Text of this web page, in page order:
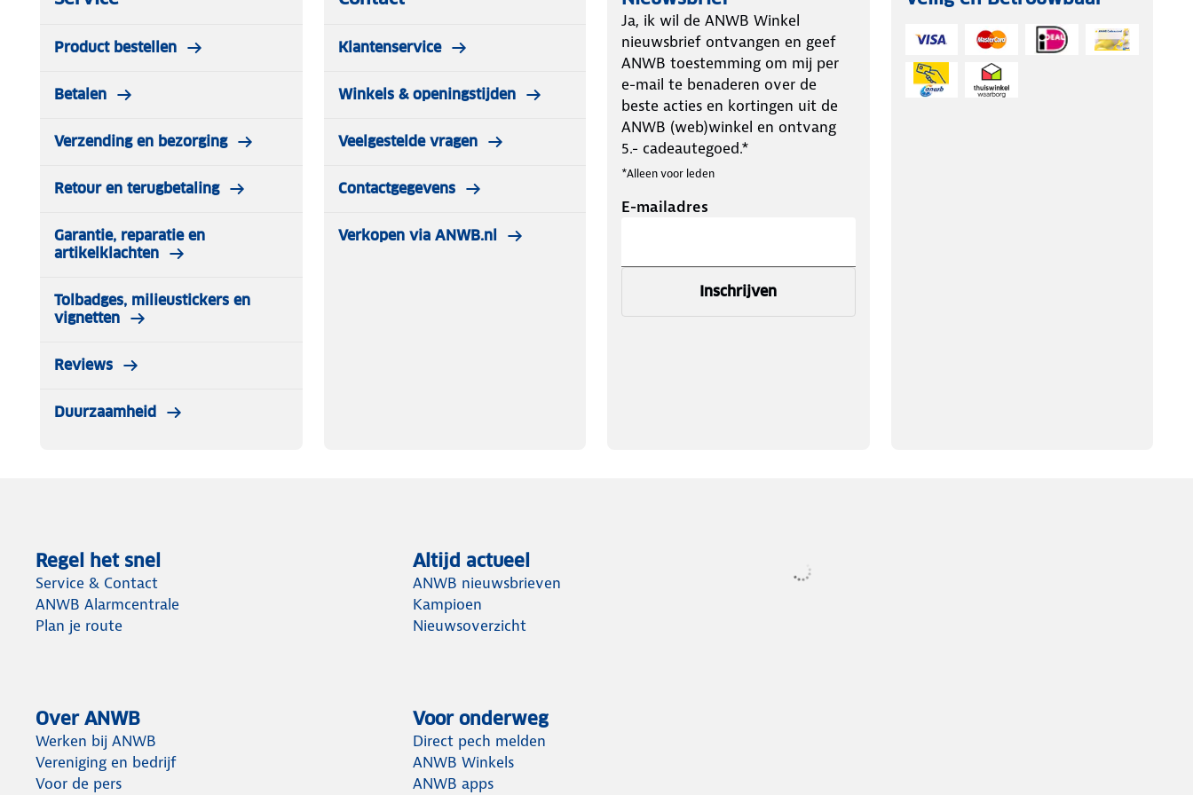
✓ Montagehandleiding
✓ Plastic handschoentjes (wegwerp)
Product bestellen
Betalen
Verzending en bezorging
Retour en terugbetaling
Garantie, reparatie en
artikelklachten
Tolbadges, milieustickers en
vignetten
Reviews
Duurzaamheid
Klantenservice
Winkels & openingstijden
Veelgestelde vragen
Contactgegevens
Verkopen via ANWB.nl
Ja, ik wil de ANWB Winkel
nieuwsbrief ontvangen en geef
ANWB toestemming om mij per
e-mail te benaderen over de
beste acties en kortingen uit de
ANWB (web)winkel en ontvang
5.- cadeautegoed.*
*Alleen voor leden
E-mailadres
Inschrijven
Regel het snel
Service & Contact
ANWB Alarmcentrale
Plan je route
Altijd actueel
ANWB nieuwsbrieven
Kampioen
Nieuwsoverzicht
Over ANWB
Werken bij ANWB
Vereniging en bedrijf
Voor de pers
Voor onderweg
Direct pech melden
ANWB Winkels
ANWB apps